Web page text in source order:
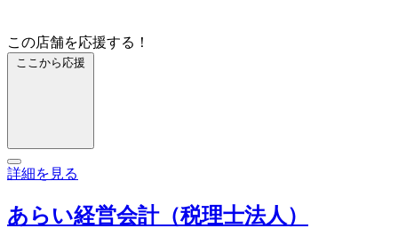
この店舗を応援する！
ここから応援
詳細を見る
あらい経営会計（税理士法人）